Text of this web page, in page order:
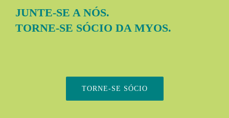
JUNTE-SE A NÓS.
TORNE-SE SÓCIO DA MYOS.
TORNE-SE SÓCIO